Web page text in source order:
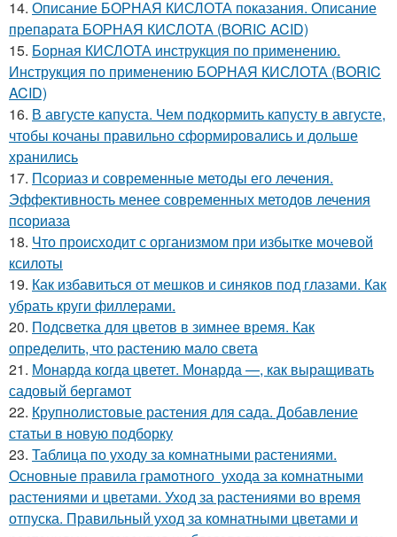
14. Описание БОРНАЯ КИСЛОТА показания. Описание
препарата БОРНАЯ КИСЛОТА (BORIC ACID)
15. Борная КИСЛОТА инструкция по применению.
Инструкция по применению БОРНАЯ КИСЛОТА (BORIC
ACID)
16. В августе капуста. Чем подкормить капусту в августе,
чтобы кочаны правильно сформировались и дольше
хранились
17. Псориаз и современные методы его лечения.
Эффективность менее современных методов лечения
псориаза
18. Что происходит с организмом при избытке мочевой
ксилоты
19. Как избавиться от мешков и синяков под глазами. Как
убрать круги филлерами.
20. Подсветка для цветов в зимнее время. Как
определить, что растению мало света
21. Монарда когда цветет. Монарда —, как выращивать
садовый бергамот
22. Крупнолистовые растения для сада. Добавление
статьи в новую подборку
23. Таблица по уходу за комнатными растениями.
Основные правила грамотного ухода за комнатными
растениями и цветами. Уход за растениями во время
отпуска. Правильный уход за комнатными цветами и